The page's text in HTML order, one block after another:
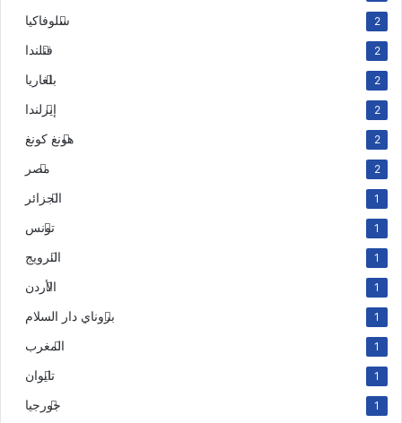
سلوفاكيا 2
فنلندا 2
بلغاريا 2
إيرلندا 2
هونغ كونغ 2
مصر 2
الجزائر 1
تونس 1
النرويج 1
الأردن 1
بروناي دار السلام 1
المغرب 1
تايوان 1
جورجيا 1